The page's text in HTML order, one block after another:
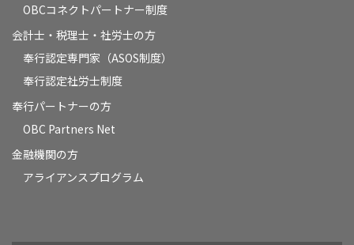
OBCコネクトパートナー制度
会計士・税理士・社労士の方
奉行認定専門家（ASOS制度）
奉行認定社労士制度
奉行パートナーの方
OBC Partners Net
金融機関の方
アライアンスプログラム